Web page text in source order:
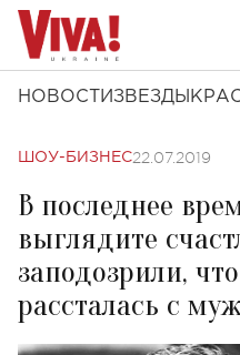
НОВОСТИ ЗВЕЗДЫ
ШОУ-БИЗНЕС22.07.2019
В последнее
выглядите
заподозрили,
рассталась с